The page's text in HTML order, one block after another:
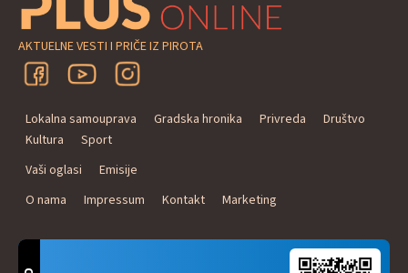
AKTUELNE VESTI I PRIČE IZ PIROTA
Lokalna samouprava Gradska hronika Privreda
Društvo
Kultura
Sport
Vaši oglasi
Emisije
O nama
Impressum Kontakt Marketing